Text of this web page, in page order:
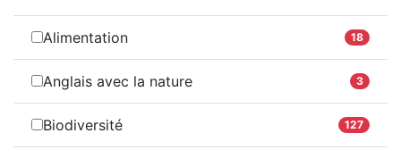
Alimentation 18
Anglais avec la nature 3
Biodiversité 127